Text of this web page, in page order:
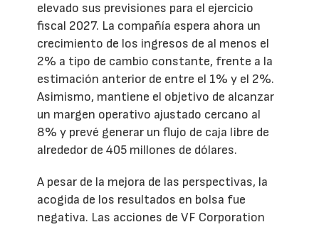
elevado sus previsiones para el ejercicio
fiscal 2027. La compañía espera ahora un
crecimiento de los ingresos de al menos el
2% a tipo de cambio constante, frente a la
estimación anterior de entre el 1% y el 2%.
Asimismo, mantiene el objetivo de alcanzar
un margen operativo ajustado cercano al
8% y prevé generar un flujo de caja libre de
alrededor de 405 millones de dólares.
A pesar de la mejora de las perspectivas, la
acogida de los resultados en bolsa fue
negativa. Las acciones de VF Corporation